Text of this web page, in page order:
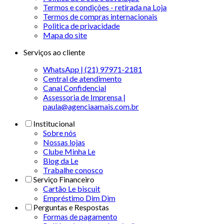
Termos e condições - retirada na Loja
Termos de compras internacionais
Politica de privacidade
Mapa do site
Serviços ao cliente
WhatsApp | (21) 97971-2181
Central de atendimento
Canal Confidencial
Assessoria de Imprensa |
paula@agenciaamais.com.br
Institucional
Sobre nós
Nossas lojas
Clube Minha Le
Blog da Le
Trabalhe conosco
Serviço Financeiro
Cartão Le biscuit
Empréstimo Dim Dim
Perguntas e Respostas
Formas de pagamento